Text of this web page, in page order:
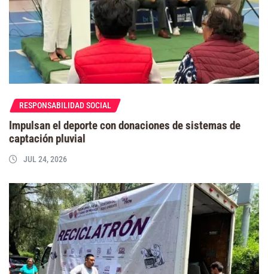
RESPONSABILIDAD SOCIAL
Impulsan el deporte con donaciones de sistemas de
captación pluvial
JUL 24, 2026